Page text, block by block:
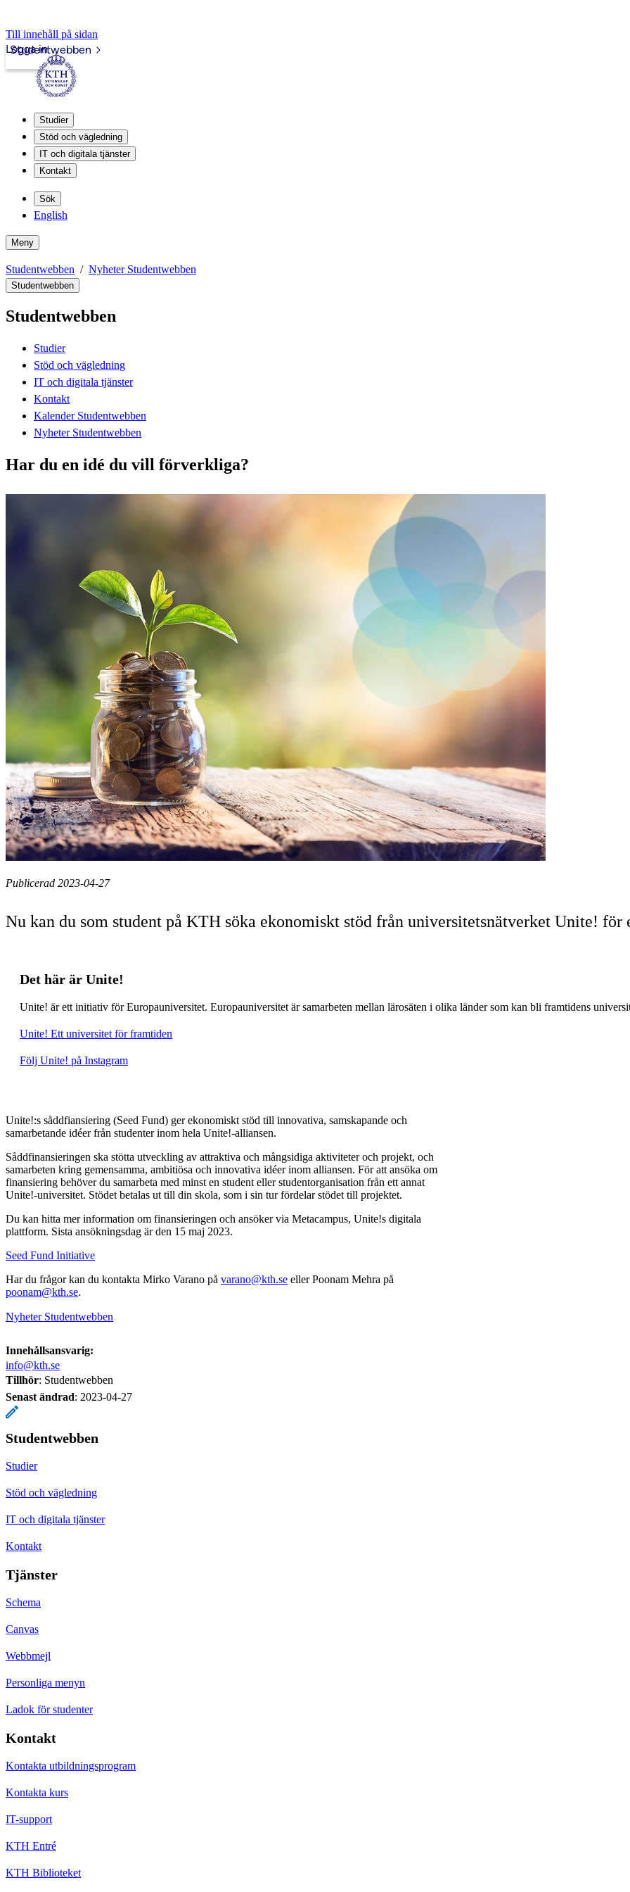
Till innehåll på sidan
Studentwebben
Logga in
Studier
Stöd och vägledning
IT och digitala tjänster
Kontakt
Sök
English
Meny
Studentwebben Nyheter Studentwebben
Studentwebben
Studentwebben
Studier
Stöd och vägledning
IT och digitala tjänster
Kontakt
Kalender Studentwebben
Nyheter Studentwebben
Har du en idé du vill förverkliga?
Publicerad 2023-04-27
Nu kan du som student på KTH söka ekonomiskt stöd från universitetsnätverket Unite!
Det här är Unite!
Unite! är ett initiativ för Europauniversitet. Europauniversitet är samarbeten mellan lärosäten i olika länder som kan bli framtidens
Unite! Ett universitet för framtiden
Följ Unite! på Instagram
Unite!:s såddfiansiering (Seed Fund) ger ekonomiskt stöd till innovativa, samskapande och
samarbetande idéer från studenter inom hela Unite!-alliansen.
Såddfinansieringen ska stötta utveckling av attraktiva och mångsidiga aktiviteter och projekt, och
samarbeten kring gemensamma, ambitiösa och innovativa idéer inom alliansen. För att ansöka om
finansiering behöver du samarbeta med minst en student eller studentorganisation från ett annat
Unite!-universitet. Stödet betalas ut till din skola, som i sin tur fördelar stödet till projektet.
Du kan hitta mer information om finansieringen och ansöker via Metacampus, Unite!s digitala
plattform. Sista ansökningsdag är den 15 maj 2023.
Seed Fund Initiative
Har du frågor kan du kontakta Mirko Varano på varano@kth.se eller Poonam Mehra på
poonam@kth.se.
Nyheter Studentwebben
Innehållsansvarig:
info@kth.se
Tillhör: Studentwebben
Senast ändrad: 2023-04-27
Studentwebben
Studier
Stöd och vägledning
IT och digitala tjänster
Kontakt
Tjänster
Schema
Canvas
Webbmejl
Personliga menyn
Ladok för studenter
Kontakt
Kontakta utbildningsprogram
Kontakta kurs
IT-support
KTH Entré
KTH Biblioteket